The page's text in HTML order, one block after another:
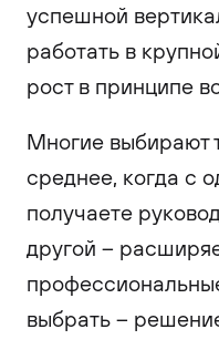
успешной
работать в
рост в принципе
Многие выбирают
среднее, когда с
получаете
другой –
выбрать –